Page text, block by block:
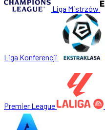
Liga Mistrzów
Liga Konferencji
Premier League